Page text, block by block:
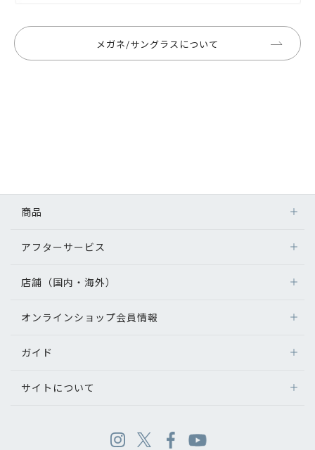
メガネ/サングラスについて
商品
アフターサービス
店舗（国内・海外）
オンラインショップ会員情報
ガイド
サイトについて